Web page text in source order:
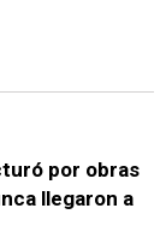
por obras
llegaron a